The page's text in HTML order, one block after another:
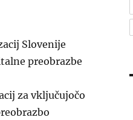
Slovenije
preobrazbe
za vključujočo